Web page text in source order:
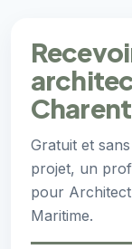
Gratuit et
projet, un
pour
Maritime.